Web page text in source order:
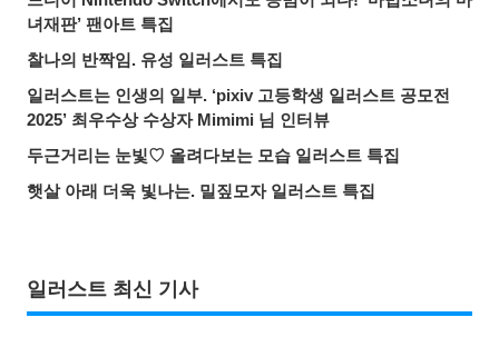
녀재판’ 팬아트 특집
찰나의 반짝임. 유성 일러스트 특집
일러스트는 인생의 일부. ‘pixiv 고등학생 일러스트 공모전
2025’ 최우수상 수상자 Mimimi 님 인터뷰
두근거리는 눈빛♡ 올려다보는 모습 일러스트 특집
햇살 아래 더욱 빛나는. 밀짚모자 일러스트 특집
일러스트 최신 기사